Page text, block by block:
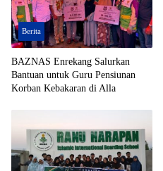
Berita
BAZNAS Enrekang Salurkan
Bantuan untuk Guru Pensiunan
Korban Kebakaran di Alla